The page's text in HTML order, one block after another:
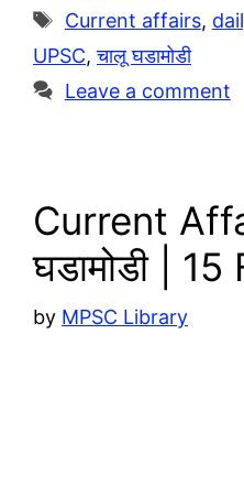
r
a
m
s
A
p
y
L
i
a
r
e
Tags
Current affairs,
UPSC,चालू घडामोडी
Leave a comment
Current
घडामोडी |
by MPSC Library